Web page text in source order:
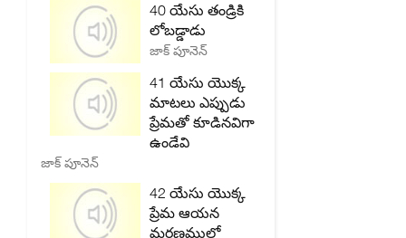
40 యేసు తండ్రికి
లోబడ్డాడు
జాక్ పూనెన్
41 యేసు యొక్క
మాటలు ఎప్పుడు
ప్రేమతో కూడినవిగా
ఉండేవి
జాక్ పూనెన్
42 యేసు యొక్క
ప్రేమ ఆయన
మరణములో